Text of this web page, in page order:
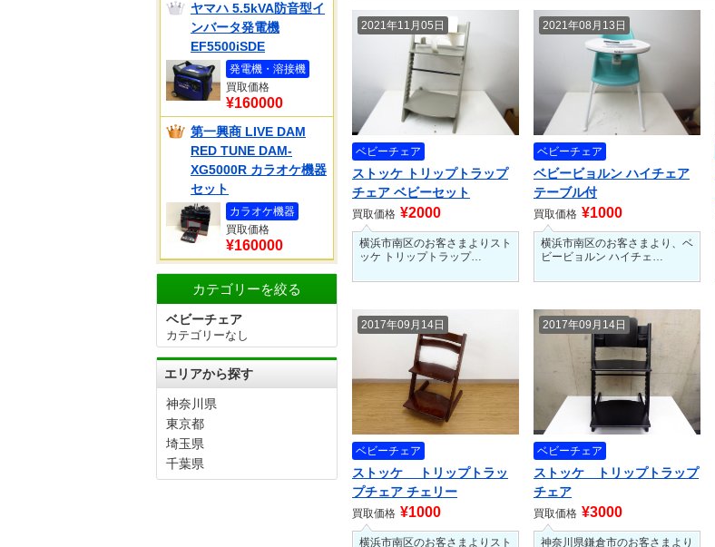
2021年11月05日
ベビーチェア
ストッケ トリップトラップ
チェア ベビーセット
買取価格 ¥2000
横浜市南区のお客さまよりスト
ッケ トリップトラップ…
2021年08月13日
ベビーチェア
ベビービョルン ハイチェア
テーブル付
買取価格 ¥1000
横浜市南区のお客さまより、ベ
ビービョルン ハイチェ…
2017年09月14日
ベビーチェア
ストッケ トリップトラッ
プチェア チェリー
買取価格 ¥1000
横浜市南区のお客さまよりスト
2017年09月14日
ベビーチェア
ストッケ トリップトラップ
チェア
買取価格 ¥3000
神奈川県鎌倉市のお客さまより
ヤマハ 5.5kVA防音型イ
ンバータ発電機
EF5500iSDE
発電機・溶接機
買取価格
¥160000
第一興商 LIVE DAM
RED TUNE DAM-
XG5000R カラオケ機器
セット
カラオケ機器
買取価格
¥160000
カテゴリーを絞る
ベビーチェア
カテゴリーなし
エリアから探す
神奈川県
東京都
埼玉県
千葉県